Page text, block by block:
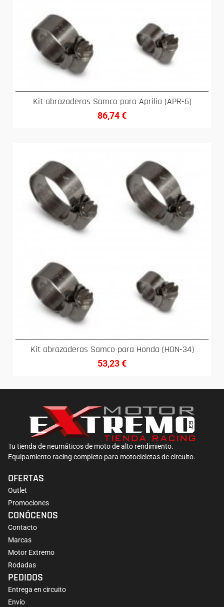
Kit abrazaderas Samco para Aprilia (APR-6)
86,74€
Kit abrazaderas Samco para Honda (HON-34)
53,23€
Tu tienda de neumáticos de moto de alto rendimiento.
Equipamiento racing completo para motocicletas de circuito.
OFERTAS
Outlet
Promociones
CONÓCENOS
Contacto
Marcas
Motor Extremo
Rodadas
PEDIDOS
Entrega en circuito
Envío